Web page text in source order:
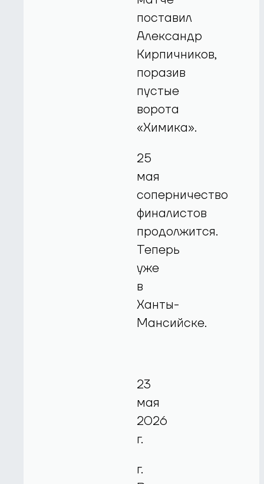
поставил
Александр
Кирпичников,
поразив
пустые
ворота
«Химика».
25
мая
соперничество
финалистов
продолжится.
Теперь
уже
в
Ханты-
Мансийске.
23
мая
2026
г.
г.